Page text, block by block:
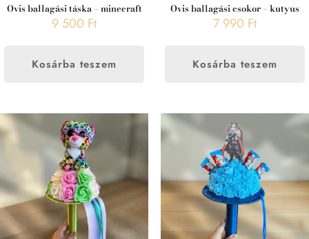
Ovis ballagási táska – minecraft
9 500 Ft
Kosárba teszem
Ovis ballagási csokor – kutyus
7 990 Ft
Kosárba teszem